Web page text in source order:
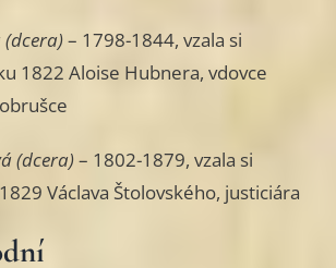
(dcera)– 1798-1844, vzala si
1822 Aloise Hubnera, vdovce
(dcera)– 1802-1879, vzala si
Václava Štolovského, justiciára